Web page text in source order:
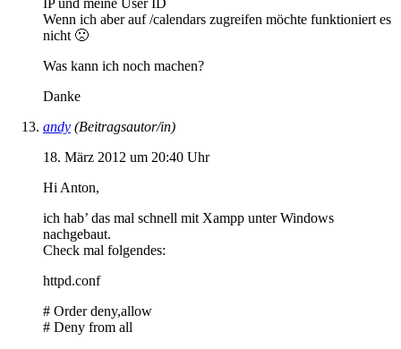
IP und meine User ID
Wenn ich aber auf /calendars zugreifen möchte funktioniert es
nicht 🙁
Was kann ich noch machen?
Danke
andy (Beitragsautor/in)
18. März 2012 um 20:40 Uhr
Hi Anton,
ich hab’ das mal schnell mit Xampp unter Windows
nachgebaut.
Check mal folgendes:
httpd.conf
# Order deny,allow
# Deny from all